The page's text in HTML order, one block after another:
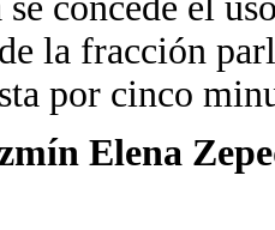
la fracción
por cinco
Elena